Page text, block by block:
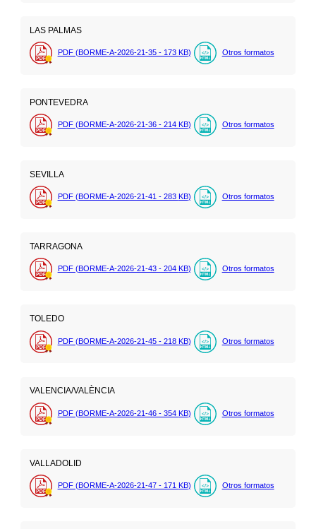
LAS PALMAS
PDF (BORME-A-2026-21-35 - 173 KB) Otros formatos
PONTEVEDRA
PDF (BORME-A-2026-21-36 - 214 KB) Otros formatos
SEVILLA
PDF (BORME-A-2026-21-41 - 283 KB) Otros formatos
TARRAGONA
PDF (BORME-A-2026-21-43 - 204 KB) Otros formatos
TOLEDO
PDF (BORME-A-2026-21-45 - 218 KB) Otros formatos
VALENCIA/VALÈNCIA
PDF (BORME-A-2026-21-46 - 354 KB) Otros formatos
VALLADOLID
PDF (BORME-A-2026-21-47 - 171 KB) Otros formatos